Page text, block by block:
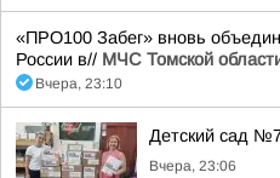
«ПРО100 Забег» вновь
России в// МЧС Томской
Вчера, 23:10
Детский сад
Вчера, 23:06